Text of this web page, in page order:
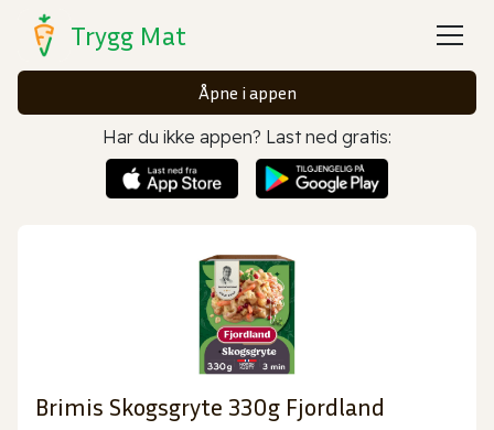
Trygg Mat
Åpne i appen
Har du ikke appen? Last ned gratis:
Brimis Skogsgryte 330g Fjordland